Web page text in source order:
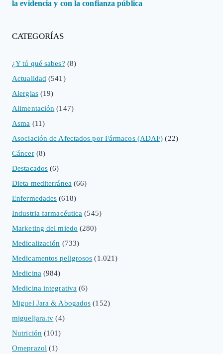
la evidencia y con la confianza pública
CATEGORÍAS
¿Y tú qué sabes? (8)
Actualidad (541)
Alergias(19)
Alimentación (147)
Asma (11)
Asociación de Afectados por Fármacos (ADAF) (22)
Cáncer(8)
Destacados (6)
Dieta mediterránea (66)
Enfermedades (618)
Industria farmacéutica (545)
Marketing del miedo (280)
Medicalización (733)
Medicamentos peligrosos (1.021)
Medicina (984)
Medicina integrativa (6)
Miguel Jara & Abogados (152)
migueljara.tv (4)
Nutrición (101)
Omeprazol (1)